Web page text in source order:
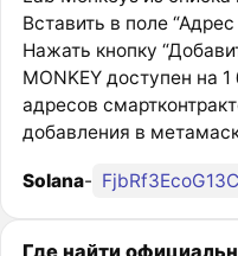
Вставить в поле “Адрес
Нажать кнопку
MONKEY доступен на
адресов
добавления в
Solana-
Где найти